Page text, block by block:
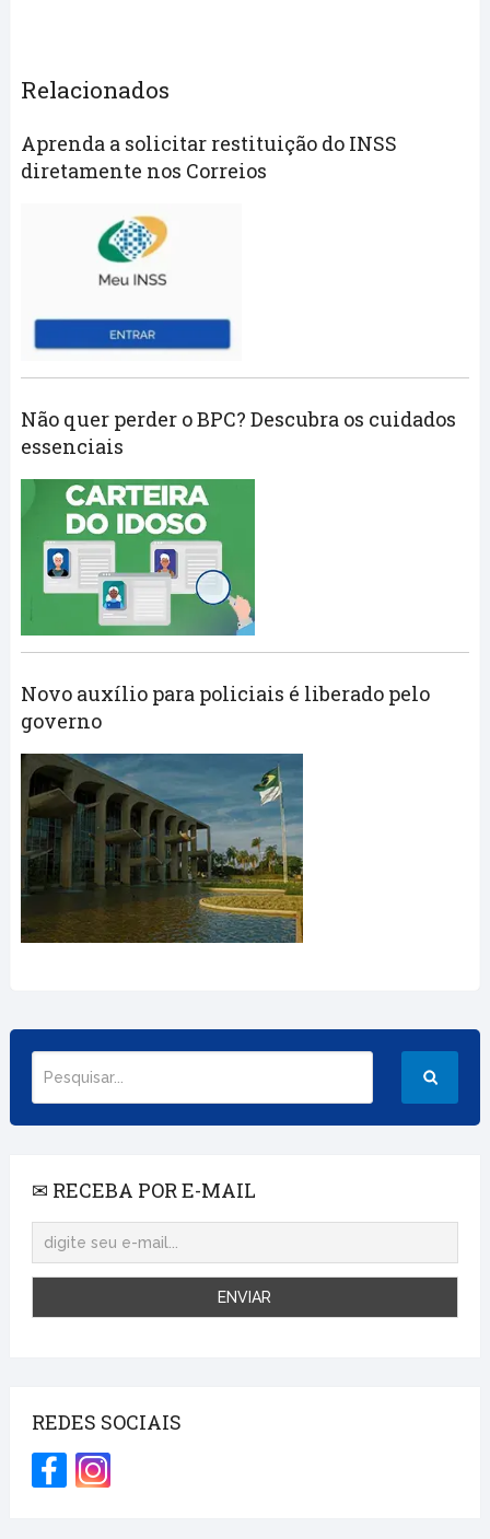
Relacionados
Aprenda a solicitar restituição do INSS
diretamente nos Correios
Não quer perder o BPC? Descubra os cuidados
essenciais
Novo auxílio para policiais é liberado pelo
governo
✉ RECEBA POR E-MAIL
REDES SOCIAIS